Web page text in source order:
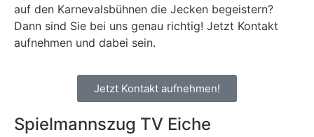
auf den Karnevalsbühnen die Jecken begeistern?
Dann sind Sie bei uns genau richtig! Jetzt Kontakt
aufnehmen und dabei sein.
Jetzt Kontakt aufnehmen!
Spielmannszug TV Eiche